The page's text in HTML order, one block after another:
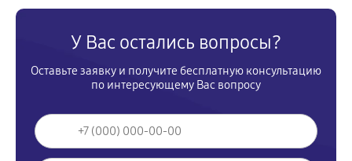
У Вас остались вопросы?
Оставьте заявку и получите бесплатную консультацию
по интересующему Вас вопросу